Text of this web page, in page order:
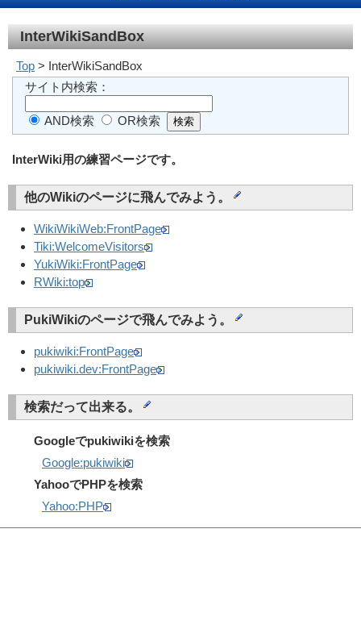
InterWikiSandBox
Top > InterWikiSandBox
サイト内検索：
AND検索 OR検索
InterWiki用の練習ページです。
他のWikiのページに飛んでみよう。
WikiWikiWeb:FrontPage
Tiki:WelcomeVisitors
YukiWiki:FrontPage
RWiki:top
PukiWikiのページで飛んでみよう。
pukiwiki:FrontPage
pukiwiki.dev:FrontPage
検索だって出来る。
Googleでpukiwikiを検索
Google:pukiwiki
YahooでPHPを検索
Yahoo:PHP